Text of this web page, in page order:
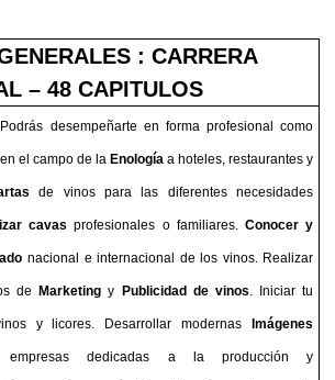
: CARRERA
– 48 CAPITULOS
Podrás desempeñarte en forma profesional como
en el campo de laEnología a hoteles, restaurantes y
de vinos para las diferentes necesidades
cavas profesionales o familiares.Conocer y
nacional e internacional de los vinos. Realizar
deMarketing y Publicidad de vinos . Iniciar tu
y licores. Desarrollar modernasImágenes
dedicadas a la producción y